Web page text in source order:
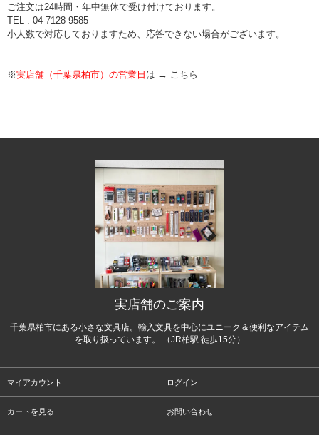
ご注文は24時間・年中無休で受け付けております。
TEL : 04-7128-9585
小人数で対応しておりますため、応答できない場合がございます。
※実店舗（千葉県柏市）の営業日 は → こちら
実店舗のご案内
千葉県柏市にある小さな文具店。輸入文具を中心にユニーク＆便利なアイテム
を取り扱っています。 （JR柏駅 徒歩15分）
マイアカウント ログイン
カートを見る お問い合わせ